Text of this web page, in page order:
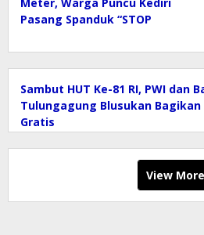
Pasang Spanduk “STOP
Mata Air
Sambut HUT Ke-81 RI, PWI dan
Tulungagung Blusukan
Gratis
View More